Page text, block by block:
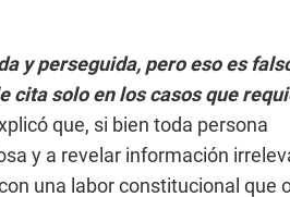
y perseguida, pero eso es
cita solo en los casos que
que, si bien toda persona
y a revelar información
una labor constitucional que